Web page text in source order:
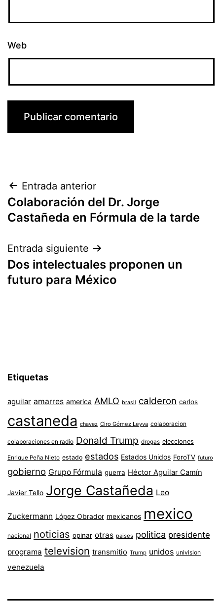
Web
Navegación
de
Entrada anterior
Colaboración del Dr. Jorge
Castañeda en Fórmula de la tarde
Entrada siguiente
Dos intelectuales proponen un
futuro para México
Etiquetas
aguilar amarres america AMLO brasil calderon carlos
castaneda chavez Ciro Gómez Leyva colaboracion
colaboraciones en radio Donald Trump drogas elecciones
Enrique Peña Nieto estado estados Estados Unidos ForoTV futuro
gobierno Grupo Fórmula guerra Héctor Aguilar Camín
Javier Tello Jorge Castañeda Leo
Zuckermann López Obrador mexicanos mexico
nacional noticias opinar otras paises politica presidente
programa television transmitio Trump unidos univision
venezuela